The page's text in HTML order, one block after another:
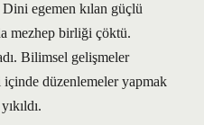
egemen kılan güçlü
mezhep birliği çöktü.
Bilimsel gelişmeler
düzenlemeler yapmak